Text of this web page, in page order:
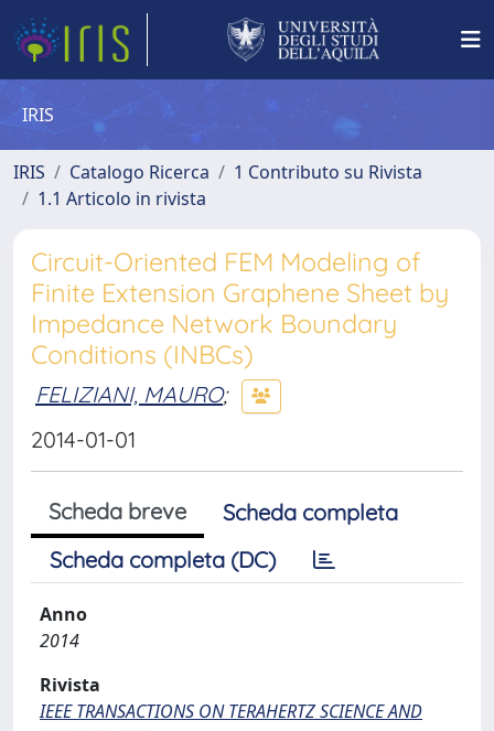
IRIS
IRIS Catalogo Ricerca
1 Contributo su Rivista
1.1 Articolo in rivista
Circuit-Oriented FEM Modeling of
Finite Extension Graphene Sheet by
Impedance Network Boundary
Conditions (INBCs)
FELIZIANI, MAURO;
2014-01-01
Scheda breve
Scheda completa
Scheda completa (DC)
Anno
2014
Rivista
IEEE TRANSACTIONS ON TERAHERTZ SCIENCE AND